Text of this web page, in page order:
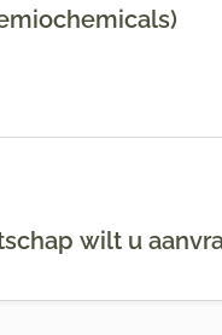
wilt u